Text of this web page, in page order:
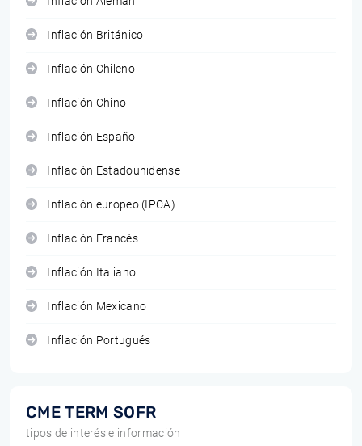
Inflación Británico
Inflación Chileno
Inflación Chino
Inflación Español
Inflación Estadounidense
Inflación europeo (IPCA)
Inflación Francés
Inflación Italiano
Inflación Mexicano
Inflación Portugués
CME TERM SOFR
tipos de interés e información